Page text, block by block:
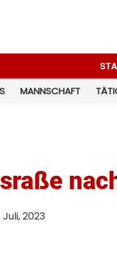
MANNSCHAFT
Juli, 2023